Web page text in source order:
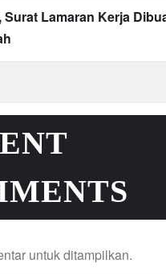
Surat Lamaran Kerja
untuk ditampilkan.